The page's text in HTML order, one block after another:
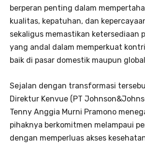
berperan penting dalam
kualitas, kepatuhan, dan
sekaligus memastikan ketersediaan
yang andal dalam memperkuat
baik di pasar domestik maupun
Sejalan dengan transformasi
Direktur Kenvue (PT
Tenny Anggia Murni Pramono
pihaknya berkomitmen melampaui
dengan memperluas akses